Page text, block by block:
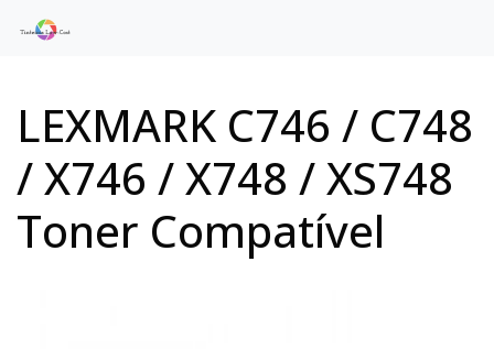
LEXMARK C746 / C748
/ X746 / X748 / XS748
Toner Compatível